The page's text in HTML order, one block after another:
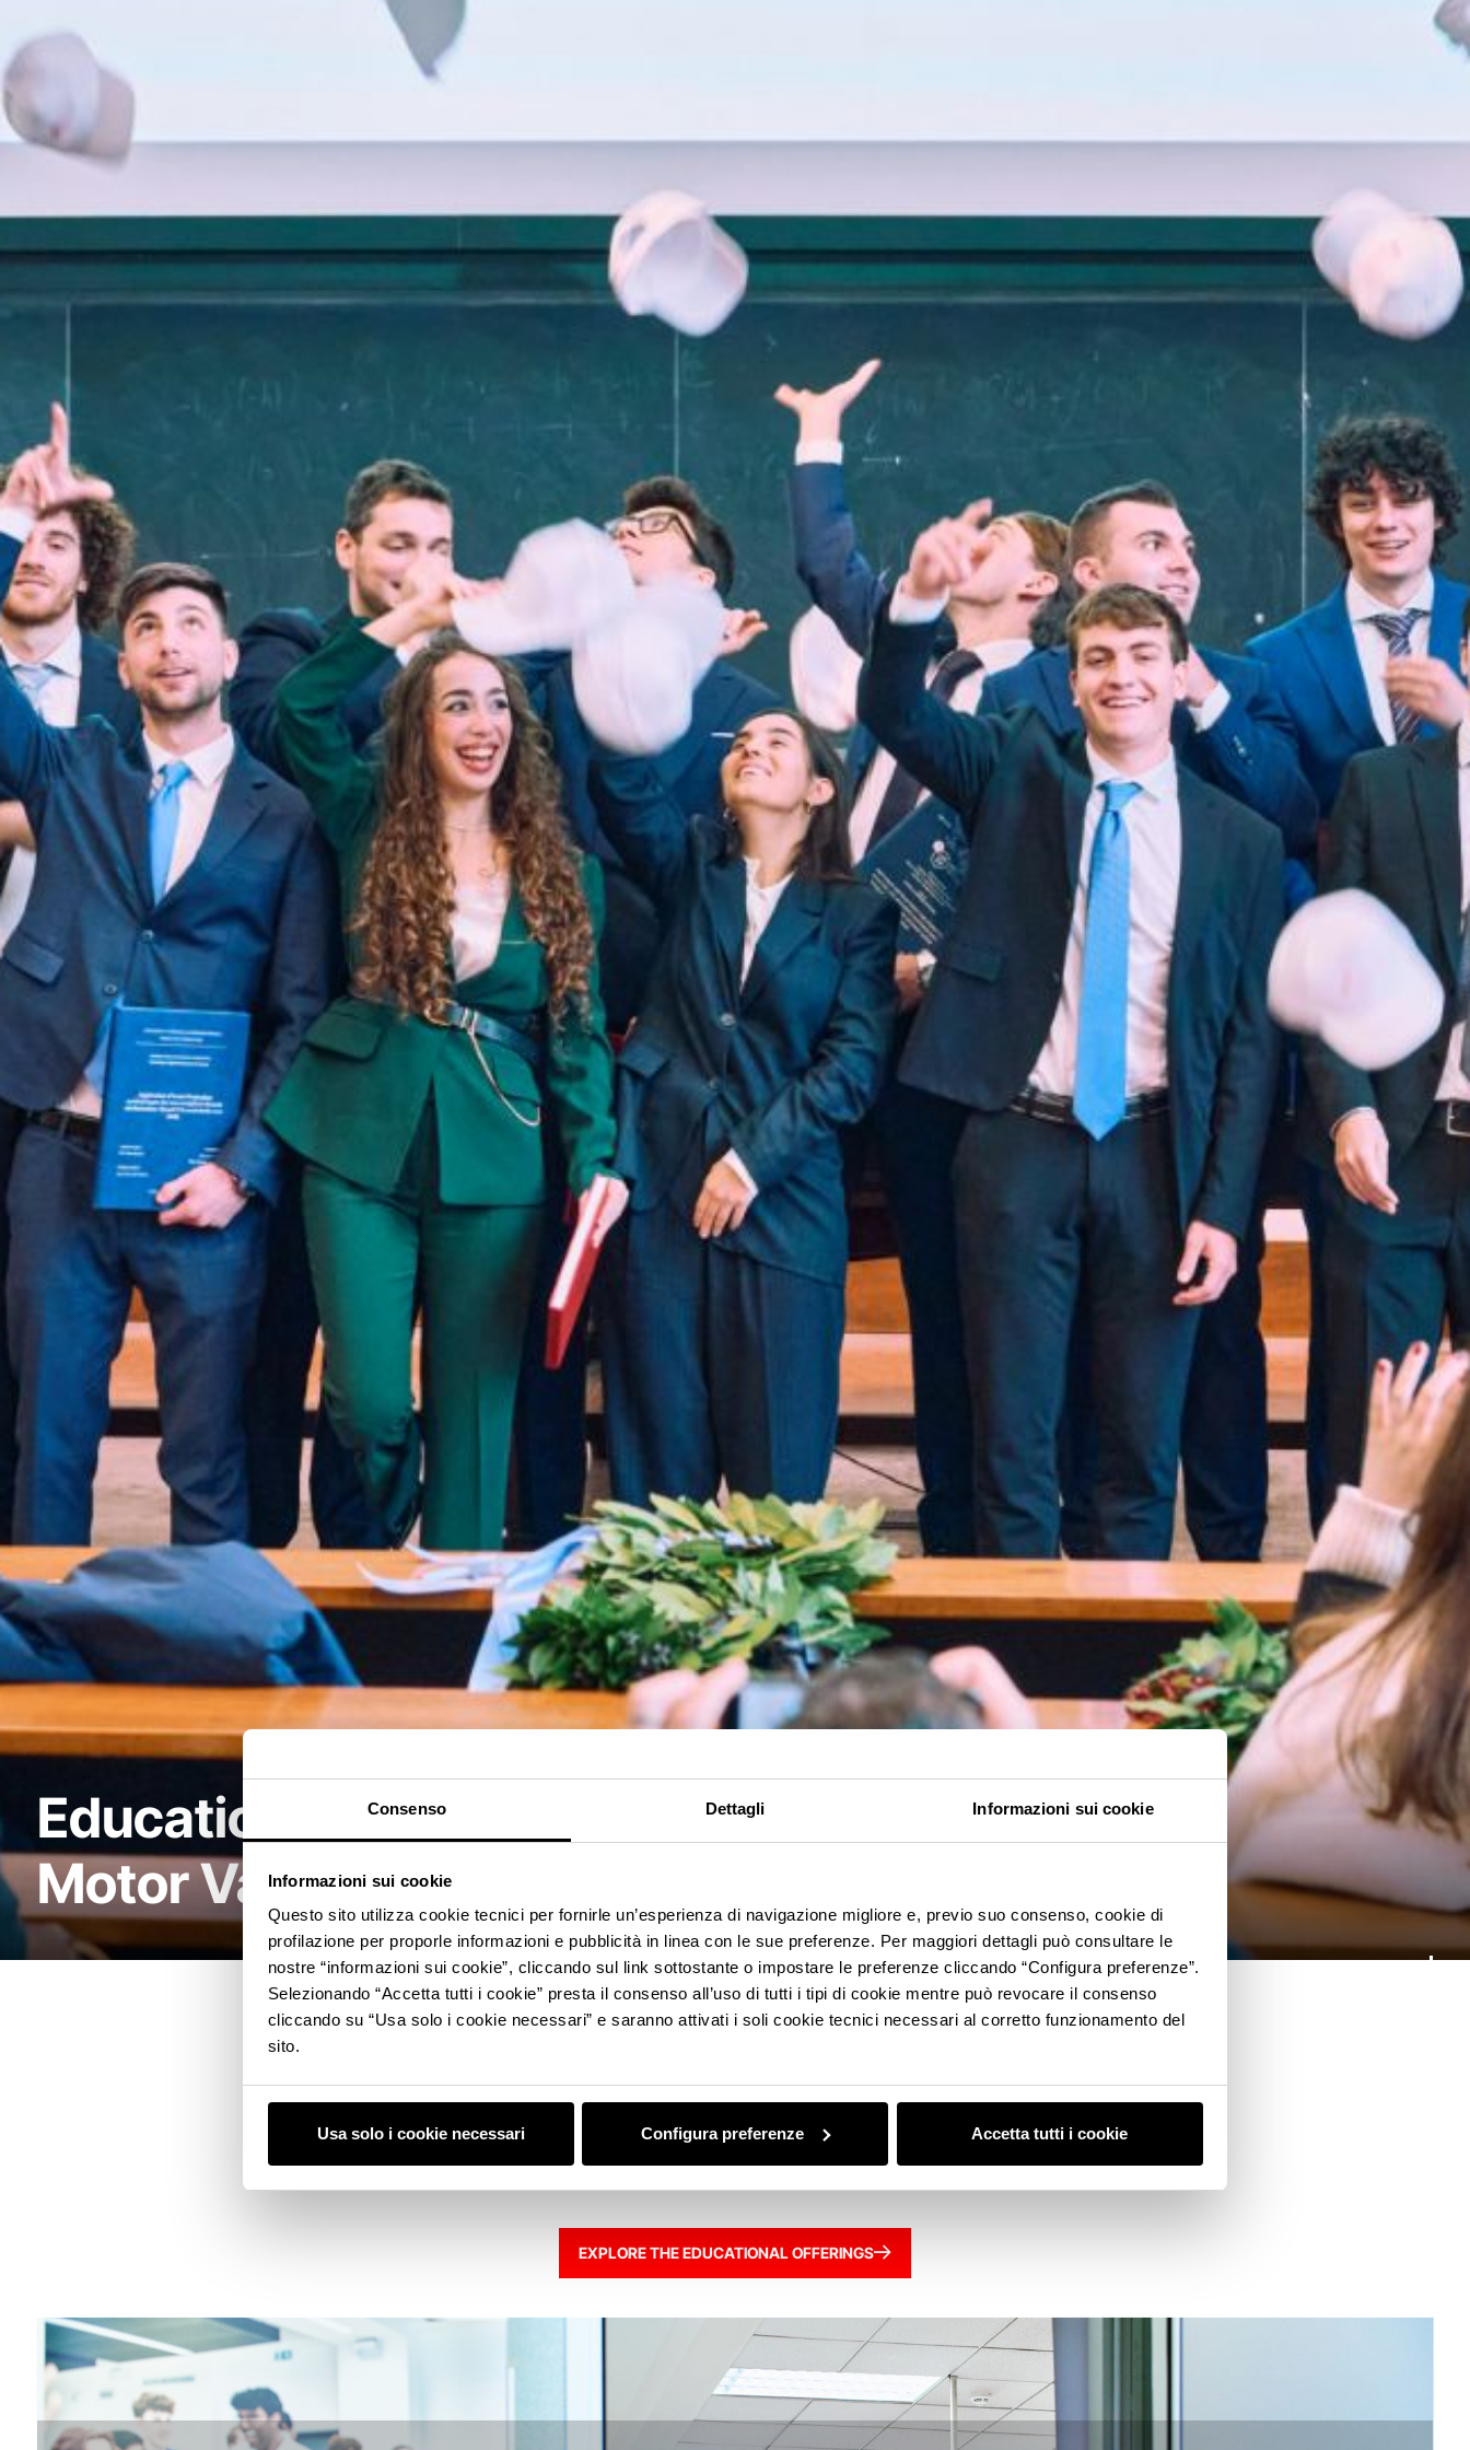
Consenso Dettagli Informazioni sui cookie
Informazioni sui cookie
Questo sito utilizza cookie tecnici per fornirle un’esperienza di navigazione migliore e, previo suo consenso, cookie di
profilazione per proporle informazioni e pubblicità in linea con le sue preferenze. Per maggiori dettagli può consultare le
nostre “informazioni sui cookie”, cliccando sul link sottostante o impostare le preferenze cliccando “Configura preferenze”.
Selezionando “Accetta tutti i cookie” presta il consenso all’uso di tutti i tipi di cookie mentre può revocare il consenso
cliccando su “Usa solo i cookie necessari” e saranno attivati i soli cookie tecnici necessari al corretto funzionamento del
sito.
Usa solo i cookie necessari Configura preferenze Accetta tutti i cookie
Education in the
Motor Valley
centers, and companies, offering university courses, professional master’s programs, driving schools, and educational activities in
the automotive, mechatronics, and engineering sectors. Scroll through the page to explore the programs shaping the skills of
EXPLORE THE EDUCATIONAL OFFERINGS